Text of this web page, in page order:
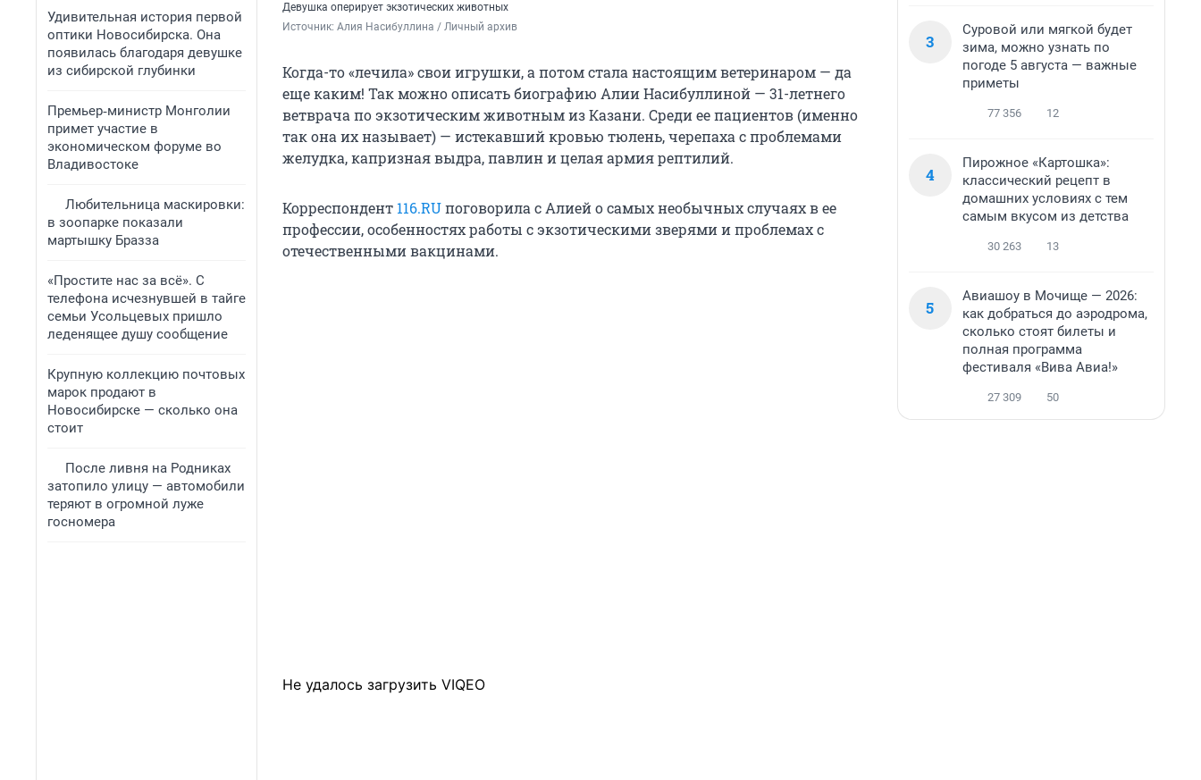
Удивительная история первой
оптики Новосибирска. Она
появилась благодаря девушке
из сибирской глубинки
Премьер‑министр Монголии
примет участие в
экономическом форуме во
Владивостоке
Любительница маскировки:
в зоопарке показали
мартышку Бразза
«Простите нас за всё». С
телефона исчезнувшей в тайге
семьи Усольцевых пришло
леденящее душу сообщение
Крупную коллекцию почтовых
марок продают в
Новосибирске — сколько она
стоит
После ливня на Родниках
затопило улицу — автомобили
теряют в огромной луже
госномера
Девушка оперирует экзотических животных
Источник: Алия Насибуллина / Личный архив
Когда-то «лечила» свои игрушки, а потом стала настоящим ветеринаром — да
еще каким! Так можно описать биографию Алии Насибуллиной — 31-летнего
ветврача по экзотическим животным из Казани. Среди ее пациентов (именно
так она их называет) — истекавший кровью тюлень, черепаха с проблемами
желудка, капризная выдра, павлин и целая армия рептилий.
Корреспондент 116.RUпоговорила с Алией о самых необычных случаях в ее
профессии, особенностях работы с экзотическими зверями и проблемах с
отечественными вакцинами.
Не удалось загрузить VIQEO
3
Суровой или мягкой будет
зима, можно узнать по
погоде 5 августа — важные
приметы
77 356 12
4
Пирожное «Картошка»:
классический рецепт в
домашних условиях с тем
самым вкусом из детства
30 263 13
5
Авиашоу в Мочище — 2026:
как добраться до аэродрома,
сколько стоят билеты и
полная программа
фестиваля «Вива Авиа!»
27 309 50